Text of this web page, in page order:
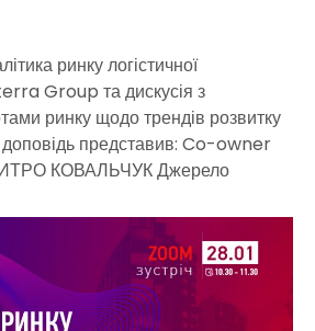
ринку логістичної
Group та дискусія з
ринку щодо трендів розвитку
доповідь представив: Co-owner
КОВАЛЬЧУК Джерело